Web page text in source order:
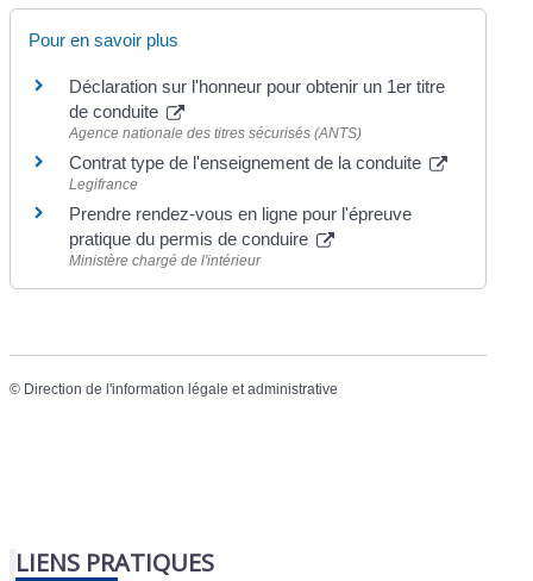
Pour en savoir plus
Déclaration sur l'honneur pour obtenir un 1er titre
de conduite
Agence nationale des titres sécurisés (ANTS)
Contrat type de l'enseignement de la conduite
Legifrance
Prendre rendez-vous en ligne pour l'épreuve
pratique du permis de conduire
Ministère chargé de l'intérieur
© Direction de l'information légale et administrative
LIENS PRATIQUES